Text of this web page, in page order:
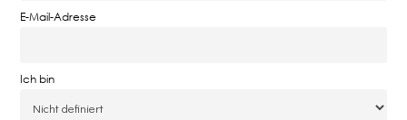
E-Mail-Adresse
Ich bin